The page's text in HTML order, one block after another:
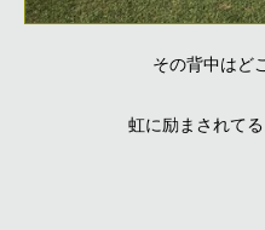
その背中はど
虹に励まされて